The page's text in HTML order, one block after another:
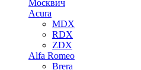
Москвич
Acura
MDX
RDX
ZDX
Alfa Romeo
Brera